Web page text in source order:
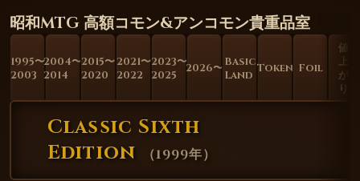
昭和MTG 高額コモン&アンコモン貴重品室
1995〜
2003
2004〜
2014
2015〜
2020
2021〜
2022
2023〜
2025
2026〜 Basic
Land Token Foil
値
上
が
り
Classic Sixth
Edition
（1999年）